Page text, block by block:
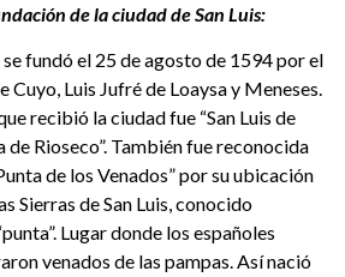
de la ciudad de San Luis:
se fundó el 25 de agosto de 1594 por el
Luis Jufré de Loaysa y Meneses.
recibió la ciudad fue “San Luis de
Rioseco”. También fue reconocida
de los Venados” por su ubicación
Sierras de San Luis, conocido
Lugar donde los españoles
venados de las pampas. Así nació